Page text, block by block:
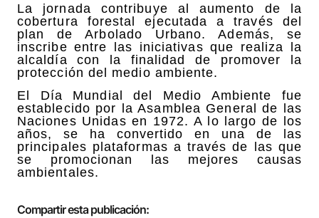
La jornada contribuye al aumento de la
cobertura forestal ejecutada a través del
plan de Arbolado Urbano. Además, se
inscribe entre las iniciativas que realiza la
alcaldía con la finalidad de promover la
protección del medio ambiente.
El Día Mundial del Medio Ambiente fue
establecido por la Asamblea General de las
Naciones Unidas en 1972. A lo largo de los
años, se ha convertido en una de las
principales plataformas a través de las que
se promocionan las mejores causas
ambientales.
Compartir esta publicación: